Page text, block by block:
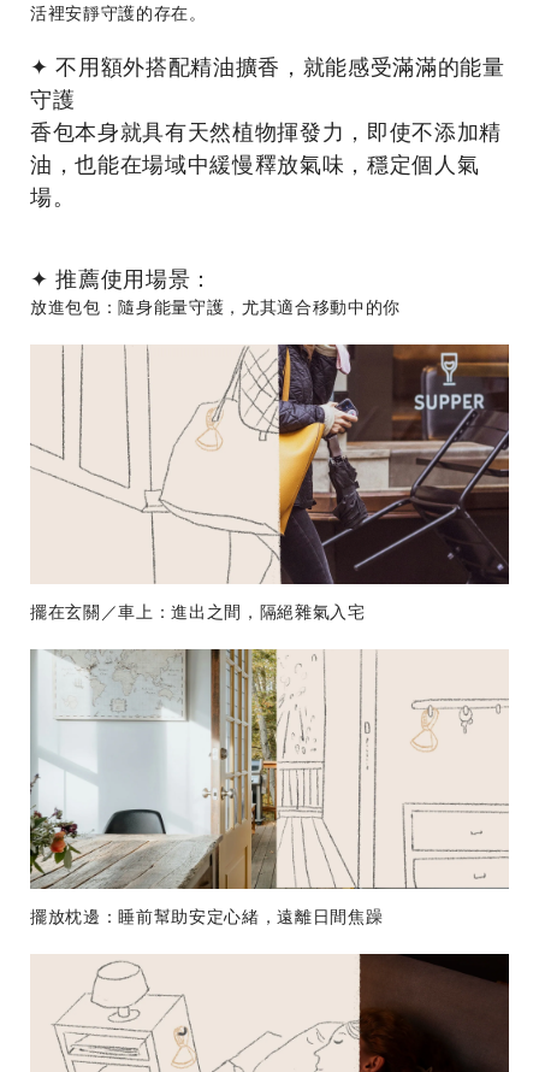
活裡安靜守護的存在。
✦ 不用額外搭配精油擴香，就能感受滿滿的能量
守護
香包本身就具有天然植物揮發力，即使不添加精
油，也能在場域中緩慢釋放氣味，穩定個人氣
場。
✦ 推薦使用場景：
放進包包：隨身能量守護，尤其適合移動中的你
擺在玄關／車上：進出之間，隔絕雜氣入宅
擺放枕邊：睡前幫助安定心緒，遠離日間焦躁